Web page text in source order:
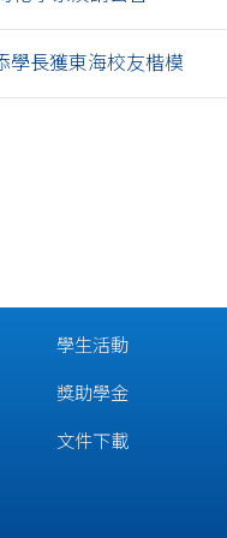
學長獲東海校友楷模
學生活動
獎助學金
文件下載